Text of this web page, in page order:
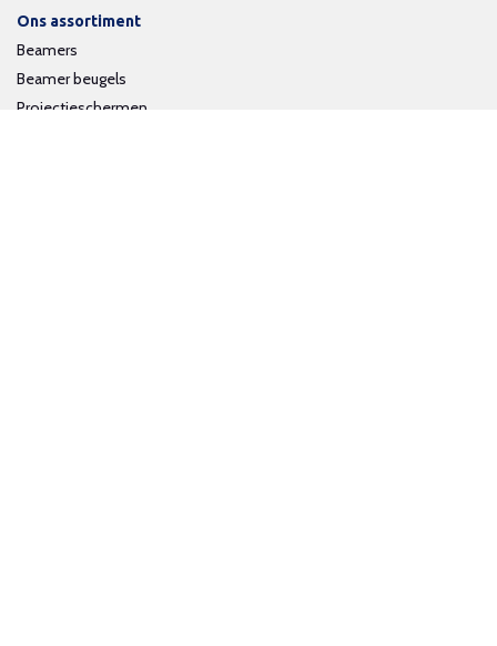
Ons assortiment
Beamers
Beamer beugels
Projectieschermen